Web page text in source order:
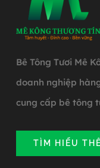
Bê Tông Tươi Mê
doanh nghiệp
cung cấp bê tông
TÌM HIỂU